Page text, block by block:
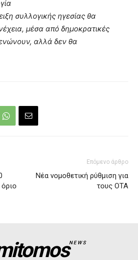
συλλογικής ηγεσίας θα
μέσα από δημοκρατικές
αλλά δεν θα
Επόμενο άρθρο
Νέα νομοθετική ρύθμιση για
τους ΟΤΑ
NEWS